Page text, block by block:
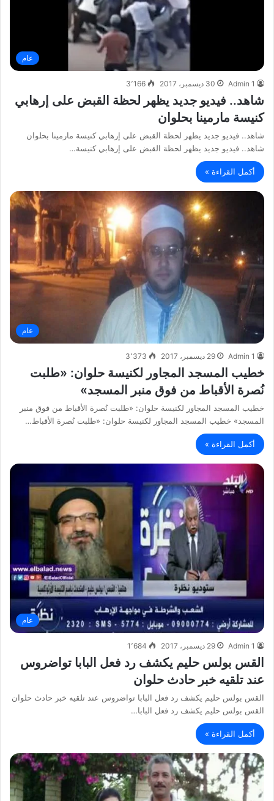
عام
Admin 1 30 ديسمبر، 2017 3٬166
شاهد.. فيديو جديد يظهر لحظة القبض على إرهابي
كنيسة مارمينا بحلوان
شاهد.. فيديو جديد يظهر لحظة القبض على إرهابي كنيسة مارمينا بحلوان
شاهد.. فيديو جديد يظهر لحظة القبض على إرهابي كنيسة…
أكمل القراءة »
عام
Admin 1 29 ديسمبر، 2017 3٬373
خطيب المسجد المجاور لكنيسة حلوان: «طلبت
نُصرة الأقباط من فوق منبر المسجد»
خطيب المسجد المجاور لكنيسة حلوان: «طلبت نُصرة الأقباط من فوق منبر
المسجد» خطيب المسجد المجاور لكنيسة حلوان: «طلبت نُصرة الأقباط…
أكمل القراءة »
عام
Admin 1 29 ديسمبر، 2017 1٬684
القس بولس حليم يكشف رد فعل البابا تواضروس
عند تلقيه خبر حادث حلوان
القس بولس حليم يكشف رد فعل البابا تواضروس عند تلقيه خبر حادث حلوان
القس بولس حليم يكشف رد فعل البابا…
أكمل القراءة »